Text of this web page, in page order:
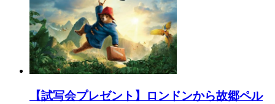
【試写会プレゼント】ロンドンから故郷ペル